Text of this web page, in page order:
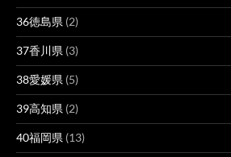
36徳島県 (2)
37香川県 (3)
38愛媛県 (5)
39高知県 (2)
40福岡県 (13)